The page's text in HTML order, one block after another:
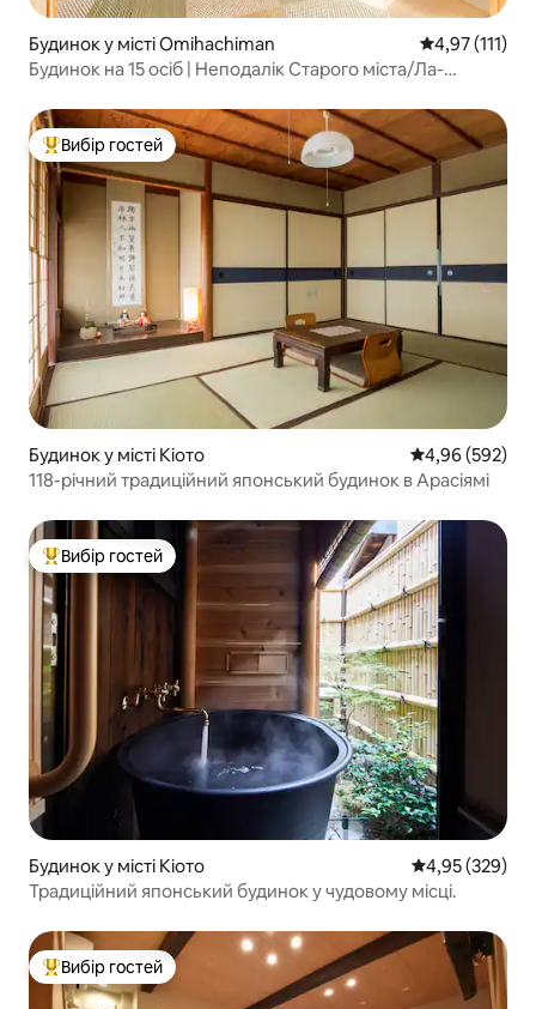
Будинок у місті Omihachiman Середня
4,97 (111)
Будинок на 15 осіб | Неподалік Старого міста/Ла-
Топ вибір гостей
Вибір гостей
Будинок у місті Кіото Середня
4,96 (592)
118-річний традиційний японський будинок в Арасіямі
Топ вибір гостей
Вибір гостей
Будинок у місті Кіото Середня
4,95 (329)
Традиційний японський будинок у чудовому місці.
Топ вибір гостей
Вибір гостей